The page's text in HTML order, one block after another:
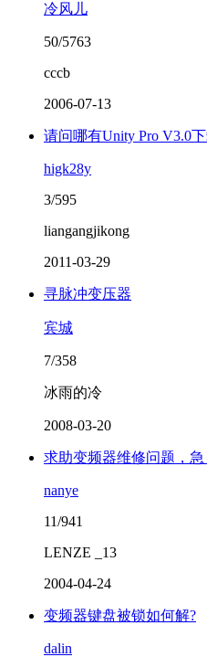
冷风儿
50/5763
cccb
2006-07-13
请问哪有Unity Pro V3.0
higk28y
3/595
liangangjikong
2011-03-29
寻脉冲变压器
宾城
7/358
冰雨的冷
2008-03-20
求助变频器维修问题，急
nanye
11/941
LENZE _13
2004-04-24
变频器键盘被锁如何解?
dalin